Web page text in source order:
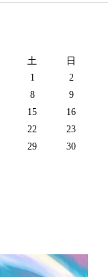
土
日
1
2
8
9
15
16
22
23
29
30